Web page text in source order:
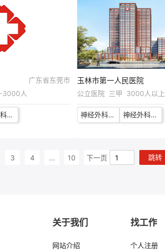
广东省东莞市
3000人
神经外科医生
玉林市第一人民医院
公立医院 三甲 3000人以上
神经外科重症监护室医师 神经外科一区医师
3 4 ... 10 下一页 跳转
关于我们
网站介绍
找工作
个人注册